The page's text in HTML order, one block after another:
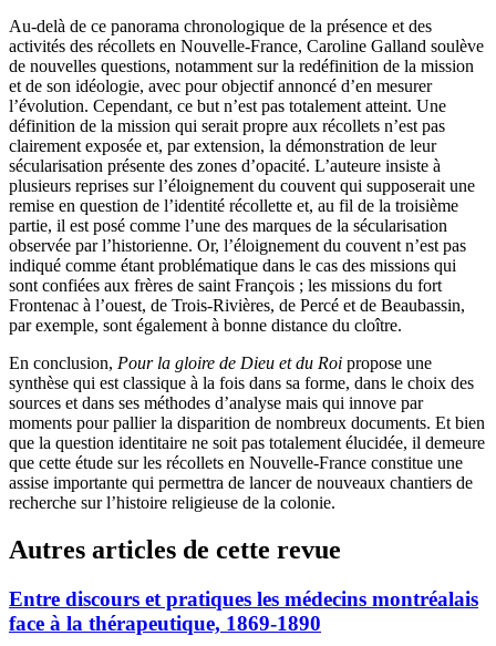
Au-delà de ce panorama chronologique de la présence et des
activités des récollets en Nouvelle-France, Caroline Galland soulève
de nouvelles questions, notamment sur la redéfinition de la mission
et de son idéologie, avec pour objectif annoncé d’en mesurer
l’évolution. Cependant, ce but n’est pas totalement atteint. Une
définition de la mission qui serait propre aux récollets n’est pas
clairement exposée et, par extension, la démonstration de leur
sécularisation présente des zones d’opacité. L’auteure insiste à
plusieurs reprises sur l’éloignement du couvent qui supposerait une
remise en question de l’identité récollette et, au fil de la troisième
partie, il est posé comme l’une des marques de la sécularisation
observée par l’historienne. Or, l’éloignement du couvent n’est pas
indiqué comme étant problématique dans le cas des missions qui
sont confiées aux frères de saint François ; les missions du fort
Frontenac à l’ouest, de Trois-Rivières, de Percé et de Beaubassin,
par exemple, sont également à bonne distance du cloître.
En conclusion, Pour la gloire de Dieu et du Roi propose une
synthèse qui est classique à la fois dans sa forme, dans le choix des
sources et dans ses méthodes d’analyse mais qui innove par
moments pour pallier la disparition de nombreux documents. Et bien
que la question identitaire ne soit pas totalement élucidée, il demeure
que cette étude sur les récollets en Nouvelle-France constitue une
assise importante qui permettra de lancer de nouveaux chantiers de
recherche sur l’histoire religieuse de la colonie.
Autres articles de cette revue
Entre discours et pratiques les médecins montréalais
face à la thérapeutique, 1869-1890